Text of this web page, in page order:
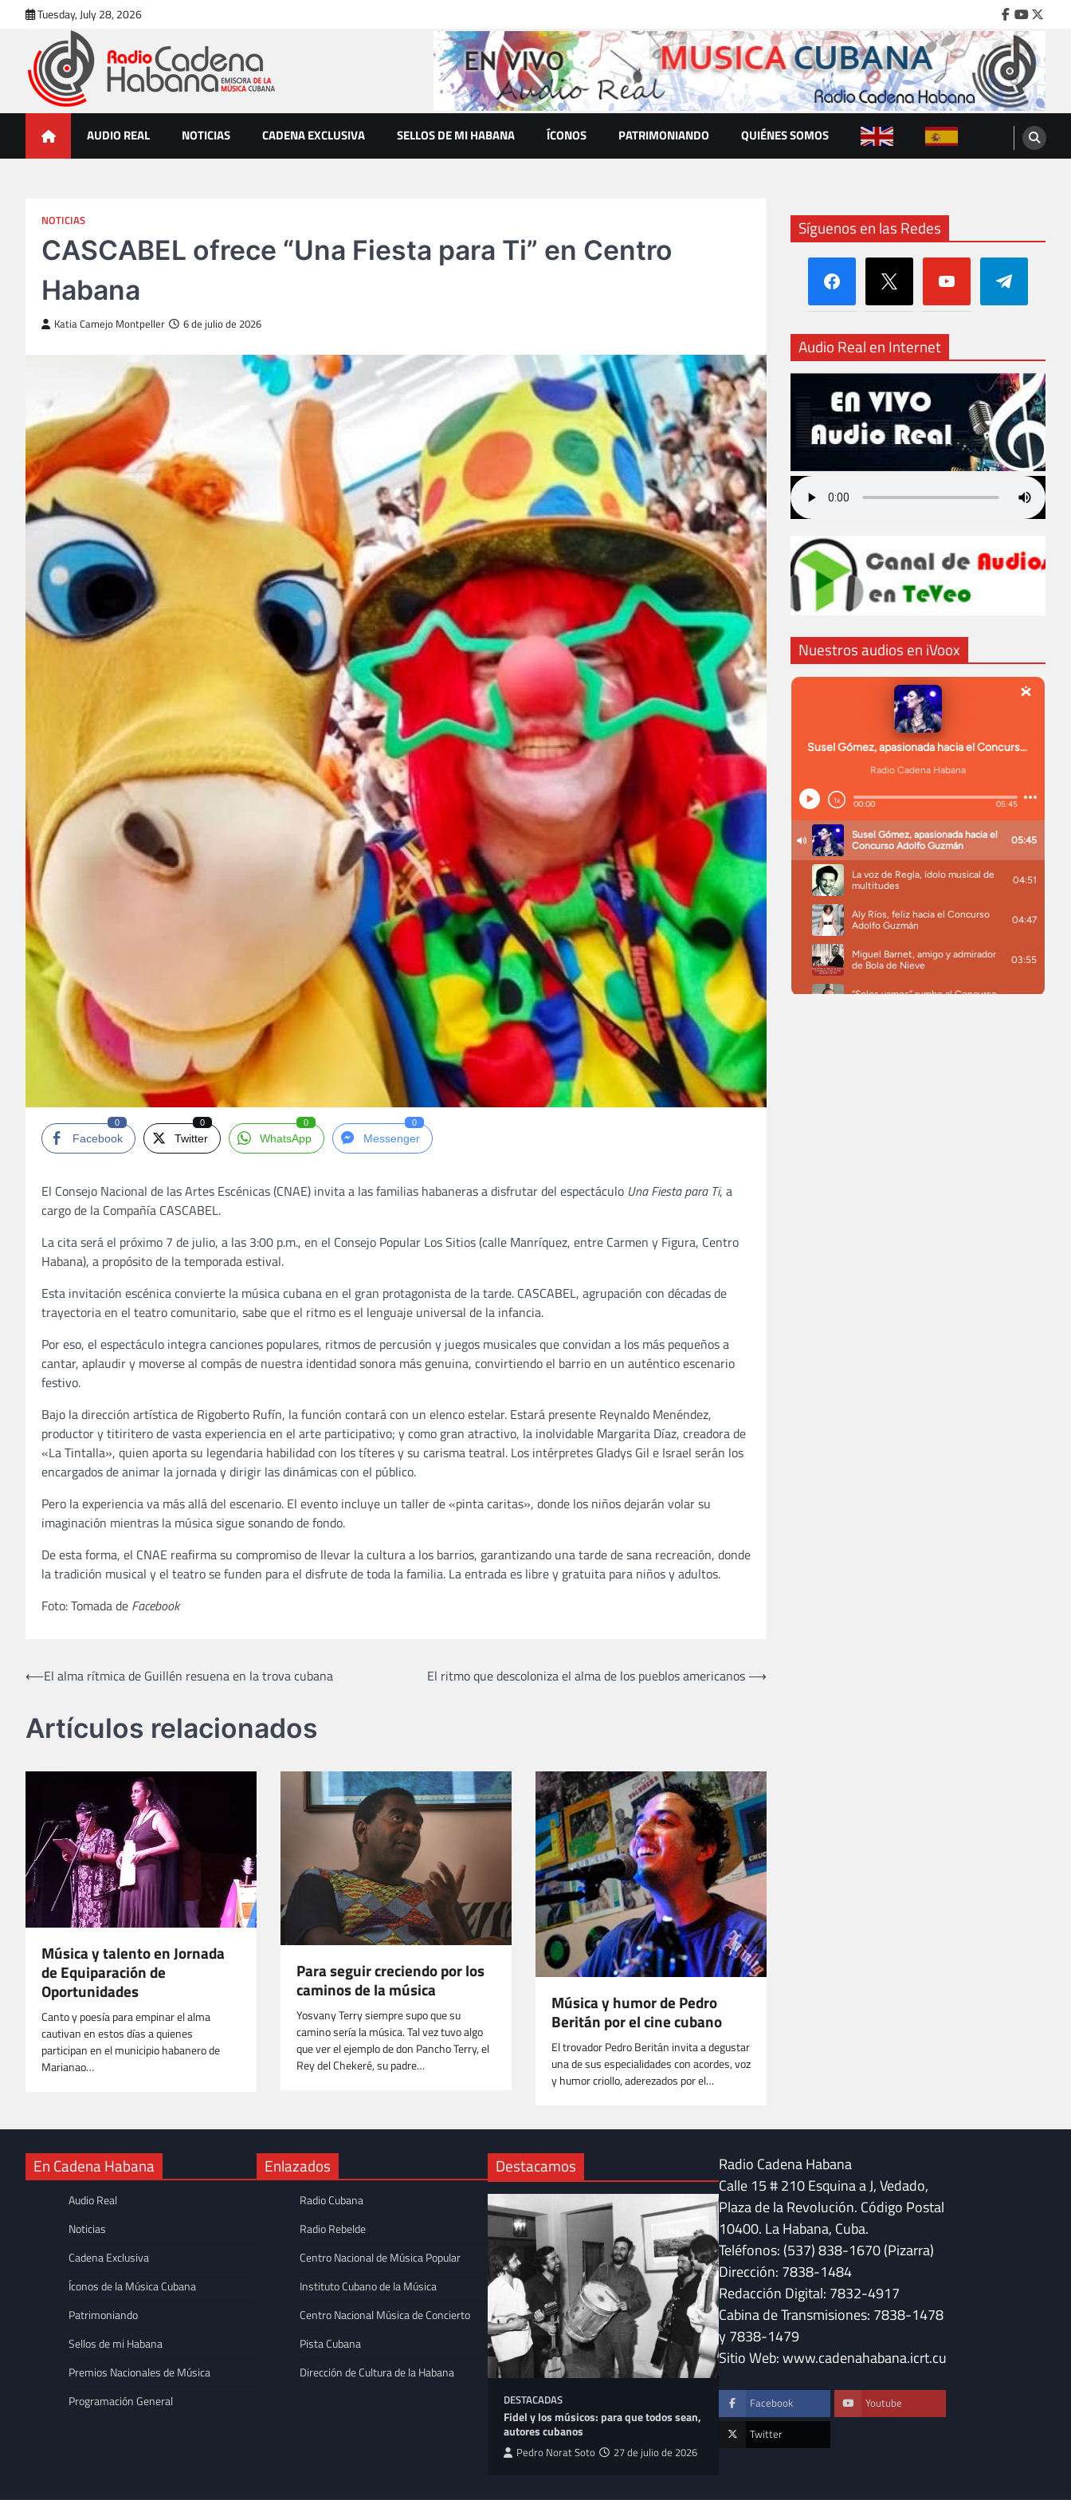
content
Tuesday, July 28, 2026 Facebook
Youtube
Radio Cadena Habana
AUDIO REAL NOTICIAS CADENA EXCLUSIVA SELLOS DE MI HABANA ÍCONOS PATRIMONIANDO QUIÉNES SOMOS
NOTICIAS
CASCABEL ofrece “Una Fiesta para Ti” en Centro
Habana
Katia Camejo Montpeller 6 de julio de 2026
Facebook
0
Twitter
0
WhatsApp
0
Messenger
0
El Consejo Nacional de las Artes Escénicas (CNAE) invita a las familias habaneras a disfrutar del espectáculo Una Fiesta para Ti, a
cargo de la Compañía CASCABEL.
La cita será el próximo 7 de julio, a las 3:00 p.m., en el Consejo Popular Los Sitios (calle Manríquez, entre Carmen y Figura, Centro
Habana), a propósito de la temporada estival.
Esta invitación escénica convierte la música cubana en el gran protagonista de la tarde. CASCABEL, agrupación con décadas de
trayectoria en el teatro comunitario, sabe que el ritmo es el lenguaje universal de la infancia.
Por eso, el espectáculo integra canciones populares, ritmos de percusión y juegos musicales que convidan a los más pequeños a
cantar, aplaudir y moverse al compás de nuestra identidad sonora más genuina, convirtiendo el barrio en un auténtico escenario
festivo.
Bajo la dirección artística de Rigoberto Rufín, la función contará con un elenco estelar. Estará presente Reynaldo Menéndez,
productor y titiritero de vasta experiencia en el arte participativo; y como gran atractivo, la inolvidable Margarita Díaz, creadora de
«La Tintalla», quien aporta su legendaria habilidad con los títeres y su carisma teatral. Los intérpretes Gladys Gil e Israel serán los
encargados de animar la jornada y dirigir las dinámicas con el público.
Pero la experiencia va más allá del escenario. El evento incluye un taller de «pinta caritas», donde los niños dejarán volar su
imaginación mientras la música sigue sonando de fondo.
De esta forma, el CNAE reafirma su compromiso de llevar la cultura a los barrios, garantizando una tarde de sana recreación, donde
la tradición musical y el teatro se funden para el disfrute de toda la familia. La entrada es libre y gratuita para niños y adultos.
Foto: Tomada de Facebook
Navegación
entradas
⟵El alma rítmica de Guillén resuena en la trova cubana El ritmo que descoloniza el alma de los pueblos americanos ⟶
Artículos relacionados
Música y talento en Jornada
de Equiparación de
Oportunidades
Canto y poesía para empinar el alma
cautivan en estos días a quienes
participan en el municipio habanero de
Marianao…
Para seguir creciendo por los
caminos de la música
Yosvany Terry siempre supo que su
camino sería la música. Tal vez tuvo algo
que ver el ejemplo de don Pancho Terry, el
Rey del Chekeré, su padre…
Música y humor de Pedro
Beritán por el cine cubano
El trovador Pedro Beritán invita a degustar
una de sus especialidades con acordes, voz
y humor criollo, aderezados por el…
Síguenos en las Redes
facebook x youtube telegram
Audio Real en Internet
Nuestros audios en iVoox
En Cadena Habana
Audio Real
Noticias
Cadena Exclusiva
Íconos de la Música Cubana
Patrimoniando
Sellos de mi Habana
Premios Nacionales de Música
Programación General
Enlazados
Radio Cubana
Radio Rebelde
Centro Nacional de Música Popular
Instituto Cubano de la Música
Centro Nacional Música de Concierto
Pista Cubana
Dirección de Cultura de la Habana
Destacamos
DESTACADAS
Fidel y los músicos: para que todos sean,
autores cubanos
Pedro Norat Soto 27 de julio de 2026
DESTACADAS
Fidel Castro y la música que sigue
sonando en Cuba
Radio Cadena Habana
Calle 15 # 210 Esquina a J, Vedado,
Plaza de la Revolución. Código Postal
10400. La Habana, Cuba.
Teléfonos: (537) 838-1670 (Pizarra)
Dirección: 7838-1484
Redacción Digital: 7832-4917
Cabina de Transmisiones: 7838-1478
y 7838-1479
Sitio Web: www.cadenahabana.icrt.cu
Facebook Youtube
Twitter